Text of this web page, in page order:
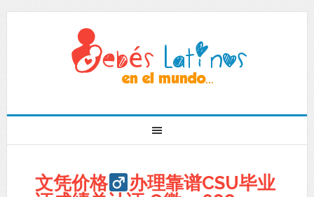
文凭价格
办理靠谱CSU毕业